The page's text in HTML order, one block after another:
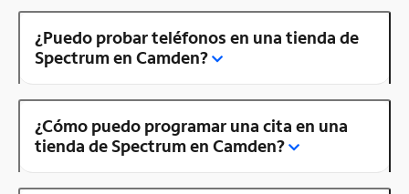
¿Puedo probar teléfonos en una tienda de
Spectrum en Camden?
¿Cómo puedo programar una cita en una
tienda de Spectrum en Camden?